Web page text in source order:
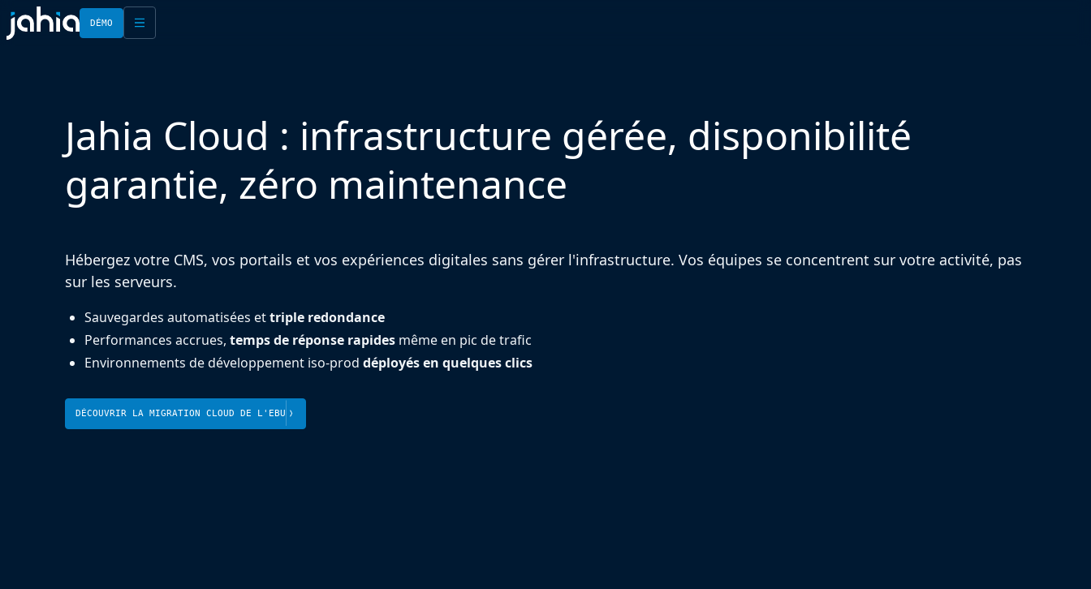
DÉMO
Jahia Cloud : infrastructure gérée, disponibilité
garantie, zéro maintenance
Hébergez votre CMS, vos portails et vos expériences digitales sans gérer l'infrastructure. Vos équipes se concentrent sur votre activité, pas
sur les serveurs.
Sauvegardes automatisées ettriple redondance
Performances accrues, temps de réponse rapides même en pic de trafic
Environnements de développement iso-prod déployés en quelques clics
DÉCOUVRIR LA MIGRATION CLOUD DE L'EBU